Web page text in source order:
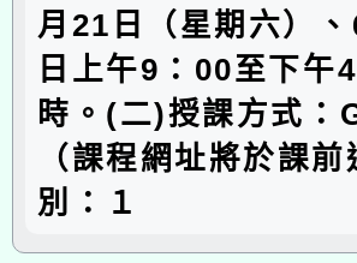
月21日（星期六）
日上午9：00至下午
時。(二)授課方式
（課程網址將於課
別：１